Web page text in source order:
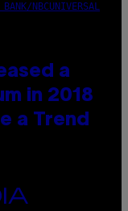
NBCUNIVERSAL
a
in 2018
a Trend